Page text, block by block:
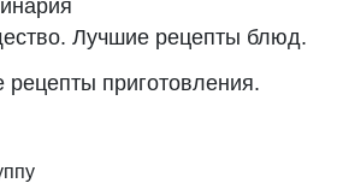
Лучшие рецепты блюд.
приготовления.